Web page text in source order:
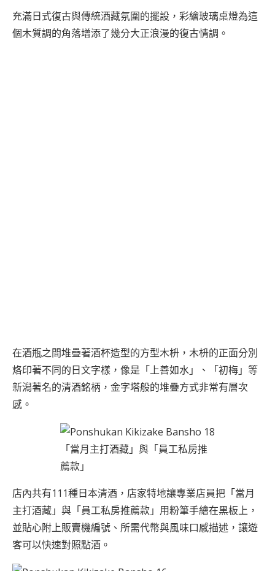
充滿日式復古與傳統酒藏氛圍的擺設，彩繪玻璃桌燈為這
個木質調的角落增添了幾分大正浪漫的復古情調。
在酒瓶之間堆疊著酒杯造型的方型木枡，木枡的正面分別
烙印著不同的日文字樣，像是「上善如水」、「初梅」等
新潟著名的清酒銘柄，金字塔般的堆疊方式非常有層次
感。
「當月主打酒藏」與「員工私房推
薦款」
店內共有111種日本清酒，店家特地讓專業店員把「當月
主打酒藏」與「員工私房推薦款」用粉筆手繪在黑板上，
並貼心附上販賣機編號、所需代幣與風味口感描述，讓遊
客可以快速對照點酒。